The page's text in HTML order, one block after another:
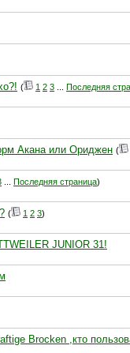
( 1 2 3
Последняя
Акана или Ориджен (
Последняя страница)
( 1 2 3)
JUNIOR 31!
Brocken ,кто